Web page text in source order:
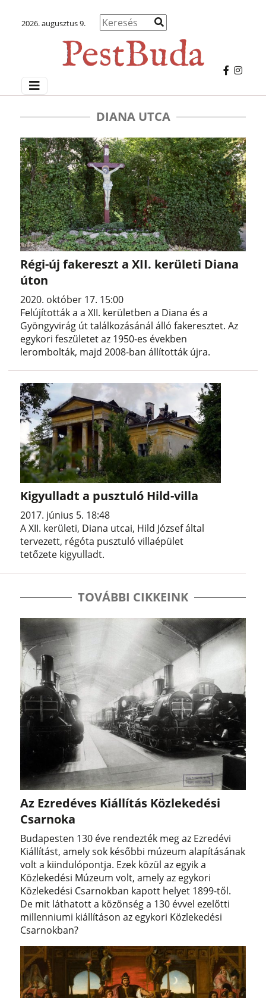
2026. augusztus 9.
DIANA UTCA
Régi-új fakereszt a XII. kerületi Diana
úton
2020. október 17. 15:00
Felújították a a XII. kerületben a Diana és a
Gyöngyvirág út találkozásánál álló fakeresztet. Az
egykori feszületet az 1950-es években
lerombolták, majd 2008-ban állították újra.
Kigyulladt a pusztuló Hild-villa
2017. június 5. 18:48
A XII. kerületi, Diana utcai, Hild József által
tervezett, régóta pusztuló villaépület
tetőzete kigyulladt.
TOVÁBBI CIKKEINK
Az Ezredéves Kiállítás Közlekedési
Csarnoka
Budapesten 130 éve rendezték meg az Ezredévi
Kiállítást, amely sok későbbi múzeum alapításának
volt a kiindulópontja. Ezek közül az egyik a
Közlekedési Múzeum volt, amely az egykori
Közlekedési Csarnokban kapott helyet 1899-től.
De mit láthatott a közönség a 130 évvel ezelőtti
millenniumi kiállításon az egykori Közlekedési
Csarnokban?